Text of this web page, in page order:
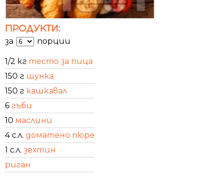
ПРОДУКТИ:
за порции
1/2 кг тесто за пица
150 г шунка
150 г кашкавал
6 гъби
10 маслини
4 с.л. доматено пюре
1 с.л. зехтин
риган